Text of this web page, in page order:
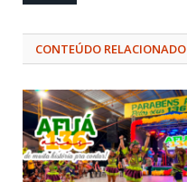
CONTEÚDO RELACIONADO